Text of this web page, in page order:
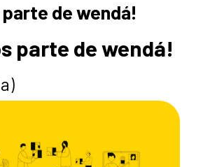
parte de wendá!
parte de wendá!